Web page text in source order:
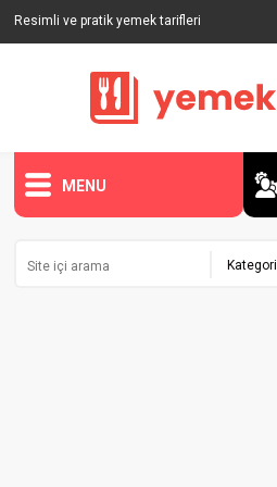
Resimli ve pratik yemek tarifleri
MENU